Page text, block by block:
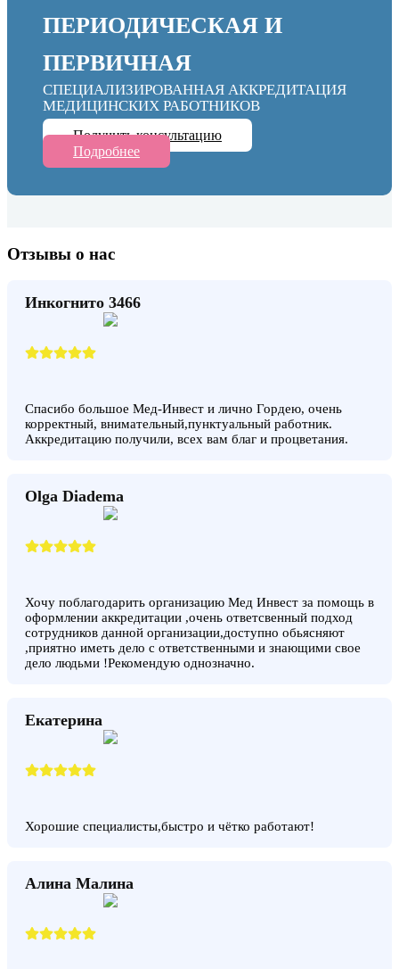
ПЕРИОДИЧЕСКАЯ И
ПЕРВИЧНАЯ
СПЕЦИАЛИЗИРОВАННАЯ АККРЕДИТАЦИЯ
МЕДИЦИНСКИХ РАБОТНИКОВ
Получить консультацию
Подробнее
Отзывы о нас
Инкогнито 3466
Спасибо большое Мед-Инвест и лично Гордею, очень
корректный, внимательный,пунктуальный работник.
Аккредитацию получили, всех вам благ и процветания.
Olga Diadema
Хочу поблагодарить организацию Мед Инвест за помощь в
оформлении аккредитации ,очень ответсвенный подход
сотрудников данной организации,доступно обьясняют
,приятно иметь дело с ответственными и знающими свое
дело людьми !Рекомендую однозначно.
Екатерина
Хорошие специалисты,быстро и чётко работают!
Алина Малина